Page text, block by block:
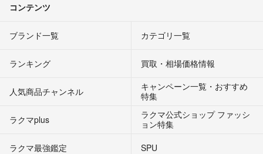
コンテンツ
ブランド一覧 カテゴリ一覧
ランキング 買取・相場価格情報
人気商品チャンネル
キャンペーン一覧・おすすめ
特集
ラクマplus
ラクマ公式ショップ ファッシ
ョン特集
ラクマ最強鑑定
SPU